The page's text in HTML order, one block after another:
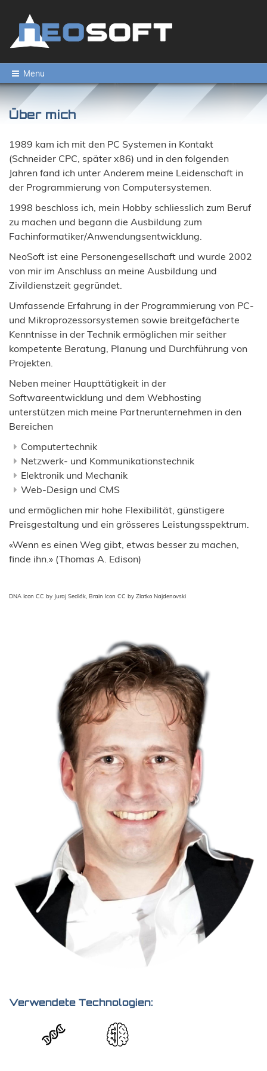
Menu
Über mich
1989 kam ich mit den PC Systemen in Kontakt
(Schneider CPC, später x86) und in den folgenden
Jahren fand ich unter Anderem meine Leidenschaft in
der Programmierung von Computersystemen.
1998 beschloss ich, mein Hobby schliesslich zum Beruf
zu machen und begann die Ausbildung zum
Fachinformatiker/Anwendungsentwicklung.
NeoSoft ist eine Personengesellschaft und wurde 2002
von mir im Anschluss an meine Ausbildung und
Zivildienstzeit gegründet.
Umfassende Erfahrung in der Programmierung von PC-
und Mikroprozessorsystemen sowie breitgefächerte
Kenntnisse in der Technik ermöglichen mir seither
kompetente Beratung, Planung und Durchführung von
Projekten.
Neben meiner Haupttätigkeit in der
Softwareentwicklung und dem Webhosting
unterstützen mich meine Partnerunternehmen in den
Bereichen
Computertechnik
Netzwerk- und Kommunikationstechnik
Elektronik und Mechanik
Web-Design und CMS
und ermöglichen mir hohe Flexibilität, günstigere
Preisgestaltung und ein grösseres Leistungsspektrum.
«Wenn es einen Weg gibt, etwas besser zu machen,
finde ihn.» (Thomas A. Edison)
DNA Icon CC by Juraj Sedlák, Brain Icon CC by Zlatko Najdenovski
Verwendete Technologien: